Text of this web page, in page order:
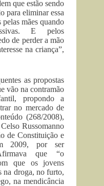
que estão sendo
para eliminar essa
pelas mães quando
E pelos
de perder a mão
na criança”,
as propostas
vão na contramão
propondo a
no mercado de
(268/2008),
Russomanno
de Constituição e
2009, por ser
que “o
que os jovens
na droga, no furto,
na mendicância